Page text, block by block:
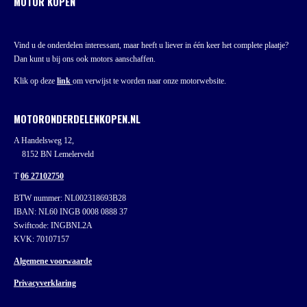
Vind u de onderdelen interessant, maar heeft u liever in één keer het complete plaatje?
Dan kunt u bij ons ook motors aanschaffen.
Klik op deze link om verwijst te worden naar onze motorwebsite.
MOTORONDERDELENKOPEN.NL
A Handelsweg 12,
8152 BN Lemelerveld
T06 27102750
BTW nummer: NL002318693B28
IBAN: NL60 INGB 0008 0888 37
Swiftcode: INGBNL2A
KVK: 70107157
Algemene voorwaarde
Privacyverklaring